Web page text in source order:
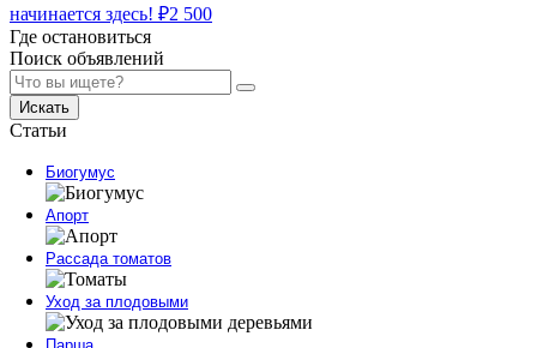
начинается здесь! ₽2 500
Где остановиться
Поиск объявлений
Искать
Статьи
Биогумус
Апорт
Рассада томатов
Уход за плодовыми